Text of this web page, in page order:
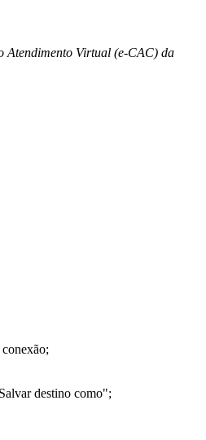
Atendimento Virtual (e-CAC) da
destino como";